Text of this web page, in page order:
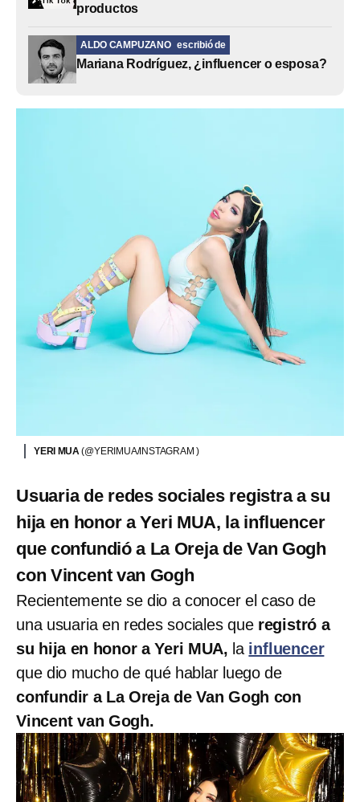
productos
ALDO CAMPUZANO escribió de
Mariana Rodríguez, ¿influencer o esposa?
YERI MUA(@YERIMUA/INSTAGRAM )
Usuaria de redes sociales registra a su
hija en honor a Yeri MUA, la influencer
que confundió a La Oreja de Van Gogh
con Vincent van Gogh
Recientemente se dio a conocer el caso de
una usuaria en redes sociales que registró a
su hija en honor a Yeri MUA, la influencer
que dio mucho de qué hablar luego de
confundir a La Oreja de Van Gogh con
Vincent van Gogh.